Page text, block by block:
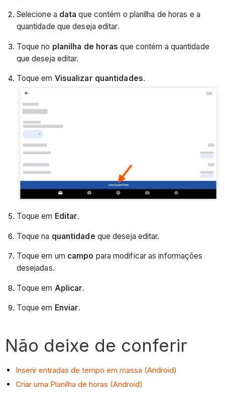
Selecione a data que contém o planilha de horas e a
quantidade que deseja editar.
Toque no planilha de horas que contém a quantidade
que deseja editar.
Toque em Visualizar quantidades.
Toque em Editar.
Toque na quantidade que deseja editar.
Toque em um campo para modificar as informações
desejadas.
Toque em Aplicar.
Toque em Enviar.
Não deixe de conferir
Inserir entradas de tempo em massa (Android)
Criar uma Planilha de horas (Android)